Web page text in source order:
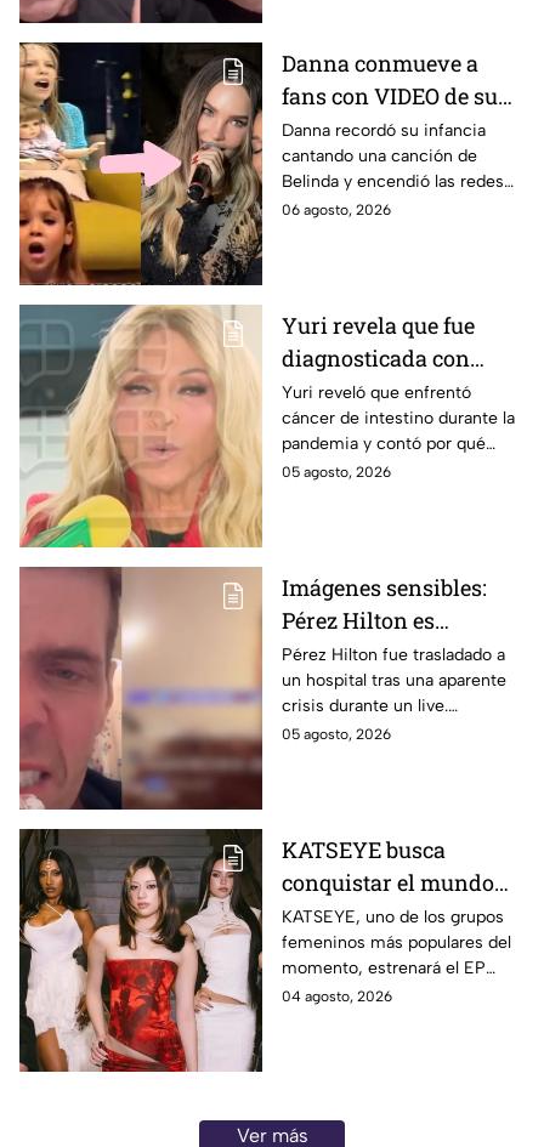
Danna conmueve a
fans con VIDEO de su
infancia cantando una
canción de Belinda y
estrena adelanto de ‘La
dolce vita’
Danna recordó su infancia
cantando una canción de
Belinda y encendió las redes
antes del estreno de su
06 agosto, 2026
Yuri revela que fue
diagnosticada con
cáncer de intestino y
habla sobre el hábito
que relaciona con su
salud
Yuri reveló que enfrentó
cáncer de intestino durante la
pandemia y contó por qué
considera que un hábito pudo
05 agosto, 2026
Imágenes sensibles:
Pérez Hilton es
hospitalizado tras
aparente crisis durante
transmisión en vivo |
VIDEO
Pérez Hilton fue trasladado a
un hospital tras una aparente
crisis durante un live.
Autoridades acudieron a su
05 agosto, 2026
KATSEYE busca
conquistar el mundo
con nueva música y
documental; crece la
incógnita sobre el
regreso de Manon |
KATSEYE, uno de los grupos
femeninos más populares del
momento, estrenará el EP
‘WILD’ y el documental ‘WILD
04 agosto, 2026
Ver más